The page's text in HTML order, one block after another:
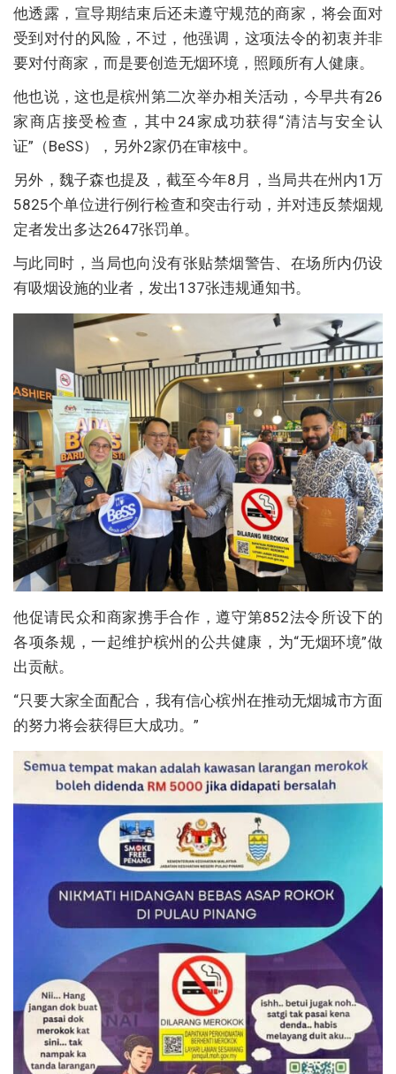
他透露，宣导期结束后还未遵守规范的商家，将会面对
受到对付的风险，不过，他强调，这项法令的初衷并非
要对付商家，而是要创造无烟环境，照顾所有人健康。
他也说，这也是槟州第二次举办相关活动，今早共有26
家商店接受检查，其中24家成功获得“清洁与安全认
证”（BeSS），另外2家仍在审核中。
另外，魏子森也提及，截至今年8月，当局共在州内1万
5825个单位进行例行检查和突击行动，并对违反禁烟规
定者发出多达2647张罚单。
与此同时，当局也向没有张贴禁烟警告、在场所内仍设
有吸烟设施的业者，发出137张违规通知书。
他促请民众和商家携手合作，遵守第852法令所设下的
各项条规，一起维护槟州的公共健康，为“无烟环境”做
出贡献。
“只要大家全面配合，我有信心槟州在推动无烟城市方面
的努力将会获得巨大成功。”